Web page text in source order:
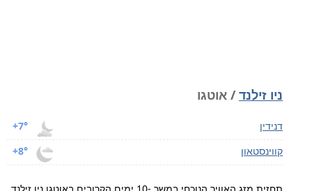
ניו זילנד/ אוטגו
+7°
דנידין
+8°
קווינסטאון